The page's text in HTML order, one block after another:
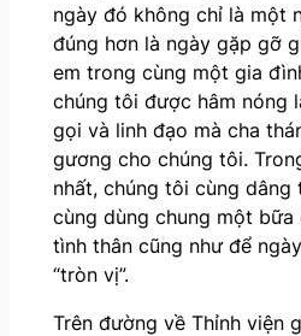
ngày đó không chỉ là một
đúng hơn là ngày gặp gỡ
em trong cùng một gia
chúng tôi được hâm nóng
gọi và linh đạo mà cha
gương cho chúng tôi.
nhất, chúng tôi cùng dâng
cùng dùng chung một
tình thân cũng như để
“tròn vị”.
Trên đường về Thỉnh viện